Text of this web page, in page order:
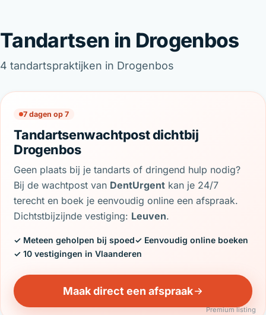
Tandartsen in Drogenbos
4 tandartspraktijken in Drogenbos
7 dagen op 7
Tandartsenwachtpost dichtbij
Drogenbos
Geen plaats bij je tandarts of dringend hulp nodig?
Bij de wachtpost van DentUrgent kan je 24/7
terecht en boek je eenvoudig online een afspraak.
Dichtstbijzijnde vestiging: Leuven.
✓ Meteen geholpen bij spoed✓ Eenvoudig online boeken
✓ 10 vestigingen in Vlaanderen
Maak direct een afspraak
Premium listing